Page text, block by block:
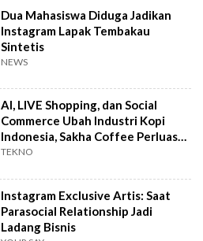
Dua Mahasiswa Diduga Jadikan
Instagram Lapak Tembakau
Sintetis
NEWS
AI, LIVE Shopping, dan Social
Commerce Ubah Industri Kopi
Indonesia, Sakha Coffee Perluas
Pasar
TEKNO
Instagram Exclusive Artis: Saat
Parasocial Relationship Jadi
Ladang Bisnis